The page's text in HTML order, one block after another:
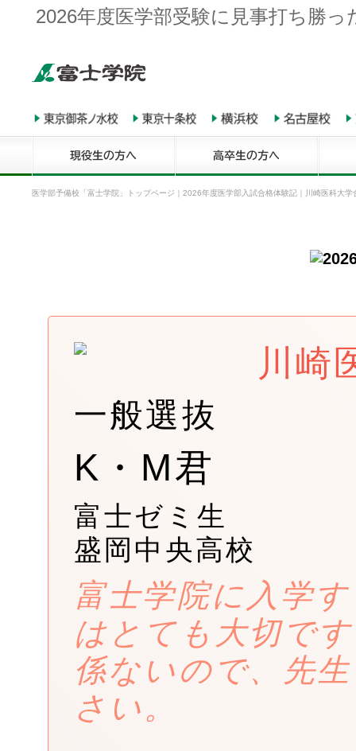
2026年度医学部受験に見事打ち勝
医学部予備校「富士学院」トップページ 2026年度医学部入試合格体験記 川崎医科大
川崎
一般選抜
K・M君
富士ゼミ生
盛岡中央高校
富士学院に入学
はとても大切で
係ないので、先
さい。